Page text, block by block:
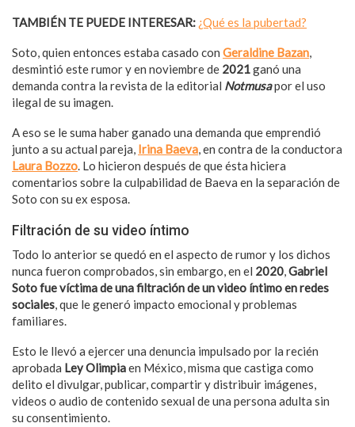
TAMBIÉN TE PUEDE INTERESAR: ¿Qué es la pubertad?
Soto, quien entonces estaba casado con Geraldine Bazan,
desmintió este rumor y en noviembre de 2021ganó una
demanda contra la revista de la editorial Notmusapor el uso
ilegal de su imagen.
A eso se le suma haber ganado una demanda que emprendió
junto a su actual pareja, Irina Baeva, en contra de la conductora
Laura Bozzo. Lo hicieron después de que ésta hiciera
comentarios sobre la culpabilidad de Baeva en la separación de
Soto con su ex esposa.
Filtración de su video íntimo
Todo lo anterior se quedó en el aspecto de rumor y los dichos
nunca fueron comprobados, sin embargo, en el 2020,Gabriel
Soto fue víctima de una filtración de un video íntimo en redes
sociales, que le generó impacto emocional y problemas
familiares.
Esto le llevó a ejercer una denuncia impulsado por la recién
aprobada Ley Olimpiaen México, misma que castiga como
delito el divulgar, publicar, compartir y distribuir imágenes,
videos o audio de contenido sexual de una persona adulta sin
su consentimiento.